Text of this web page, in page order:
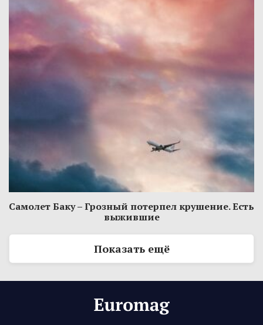
Самолет Баку – Грозный потерпел крушение. Есть
выжившие
Показать ещё